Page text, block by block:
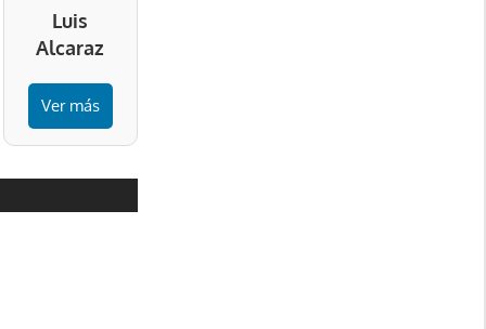
Luis
Alcaraz
Ver más